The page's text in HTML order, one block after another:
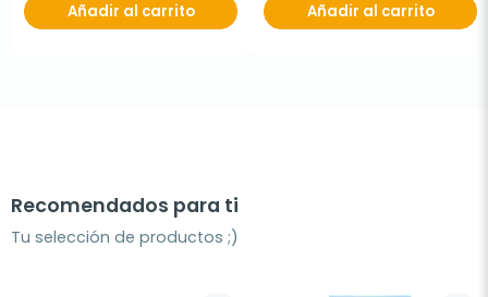
Añadir al carrito Añadir al carrito
Recomendados para ti
Tu selección de productos ;)